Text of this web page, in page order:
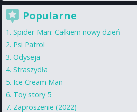
Popularne
Spider-Man: Całkiem nowy dzień
Psi Patrol
Odyseja
Straszydła
Ice Cream Man
Toy story 5
Zaproszenie (2022)